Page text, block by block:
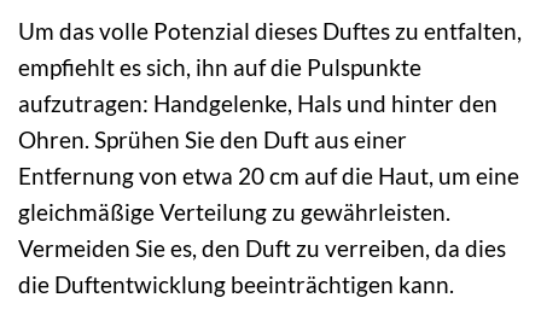
Um das volle Potenzial dieses Duftes zu entfalten,
empfiehlt es sich, ihn auf die Pulspunkte
aufzutragen: Handgelenke, Hals und hinter den
Ohren. Sprühen Sie den Duft aus einer
Entfernung von etwa 20 cm auf die Haut, um eine
gleichmäßige Verteilung zu gewährleisten.
Vermeiden Sie es, den Duft zu verreiben, da dies
die Duftentwicklung beeinträchtigen kann.